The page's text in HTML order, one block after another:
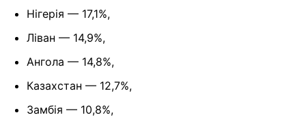
Нігерія — 17,1%,
Ліван — 14,9%,
Ангола — 14,8%,
Казахстан — 12,7%,
Замбія — 10,8%,